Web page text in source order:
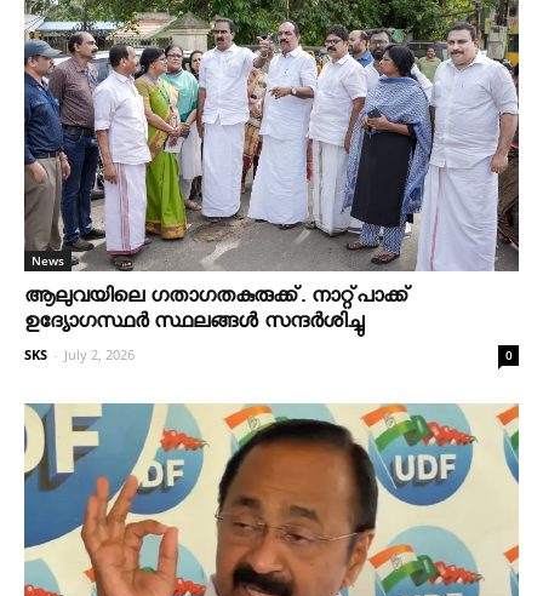
News
ആലുവയിലെ ഗതാഗതകുരുക്ക്. നാറ്റ്പാക്ക്
ഉദ്യോഗസ്ഥർ സ്ഥലങ്ങൾ സന്ദർശിച്ചു
SKS - July 2, 2026 0